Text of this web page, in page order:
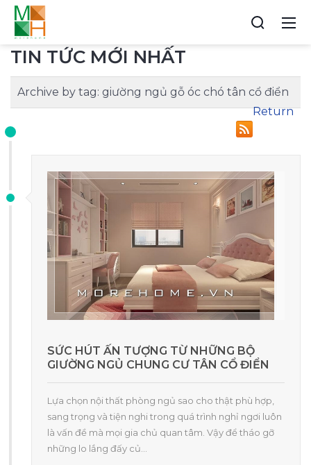
TIN TỨC MỚI NHẤT
Archive by tag: giường ngủ gỗ óc chó tân cổ điển
Return
SỨC HÚT ẤN TƯỢNG TỪ NHỮNG BỘ
GIƯỜNG NGỦ CHUNG CƯ TÂN CỔ ĐIỂN
Lựa chọn nội thất phòng ngủ sao cho thật phù hợp,
sang trọng và tiện nghi trong quá trình nghỉ ngơi luôn
là vấn đề mà mọi gia chủ quan tâm. Vậy để tháo gỡ
những lo lắng đấy củ...